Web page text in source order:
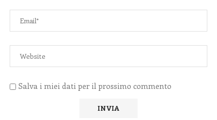
Salva i miei dati per il prossimo commento